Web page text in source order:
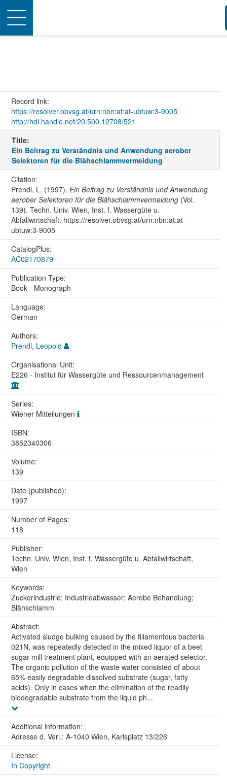
Toggle
navigation
Record link:
https://resolver.obvsg.at/urn:nbn:at:at-ubtuw:3-9005
http://hdl.handle.net/20.500.12708/521
Title:
Ein Beitrag zu Verständnis und Anwendung aerober
Selektoren für die Blähschlammvermeidung
Citation:
Prendl, L. (1997). Ein Beitrag zu Verständnis und Anwendung
aerober Selektoren für die Blähschlammvermeidung(Vol.
139). Techn. Univ. Wien, Inst. f. Wassergüte u.
Abfallwirtschaft. https://resolver.obvsg.at/urn:nbn:at:at-
ubtuw:3-9005
CatalogPlus:
AC02170879
Publication Type:
Book - Monograph
Language:
German
Authors:
Prendl, Leopold
Organisational Unit:
E226 - Institut für Wassergüte und Ressourcenmanagement
Series:
Wiener Mitteilungen
ISBN:
3852340306
Volume:
139
Date (published):
1997
Number of Pages:
118
Publisher:
Techn. Univ. Wien, Inst. f. Wassergüte u. Abfallwirtschaft,
Wien
Keywords:
Zuckerindustrie; Industrieabwasser; Aerobe Behandlung;
Blähschlamm
Abstract:
Activated sludge bulking caused by the filiamentous bacteria
021N, was repeatedly detected in the mixed liquor of a beet
sugar mill treatment plant, equipped with an aerated selector.
The organic pollution of the waste water consisted of about
65% easily degradable dissolved substrate (sugar, fatty
acids). Only in cases when the elimination of the readily
biodegradable substrate from the liquid ph...
Additional information:
Adresse d. Verl.: A-1040 Wien, Karlsplatz 13/226
License:
In Copyright